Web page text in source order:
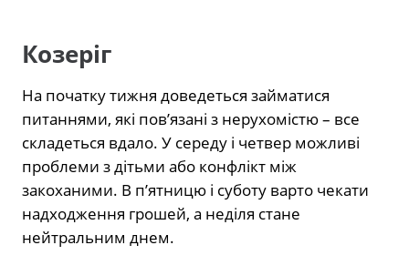
Козеріг
На початку тижня доведеться займатися
питаннями, які пов’язані з нерухомістю – все
складеться вдало. У середу і четвер можливі
проблеми з дітьми або конфлікт між
закоханими. В п’ятницю і суботу варто чекати
надходження грошей, а неділя стане
нейтральним днем.